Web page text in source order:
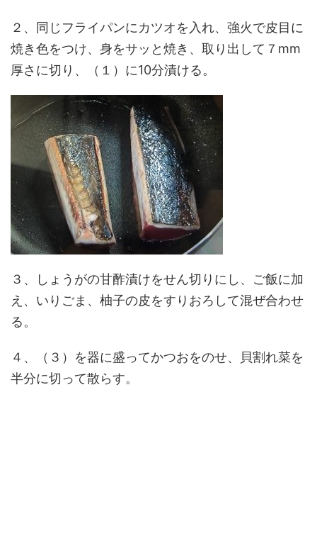
２、同じフライパンにカツオを入れ、強火で皮目に
焼き色をつけ、身をサッと焼き、取り出して７mm
厚さに切り、（１）に10分漬ける。
３、しょうがの甘酢漬けをせん切りにし、ご飯に加
え、いりごま、柚子の皮をすりおろして混ぜ合わせ
る。
４、（３）を器に盛ってかつおをのせ、貝割れ菜を
半分に切って散らす。